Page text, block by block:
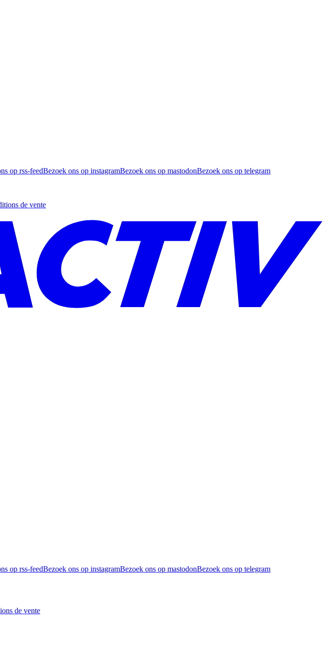
op rss-feedBezoek ons op instagramBezoek ons op mastodonBezoek ons op telegram
de vente
op rss-feedBezoek ons op instagramBezoek ons op mastodonBezoek ons op telegram
de vente